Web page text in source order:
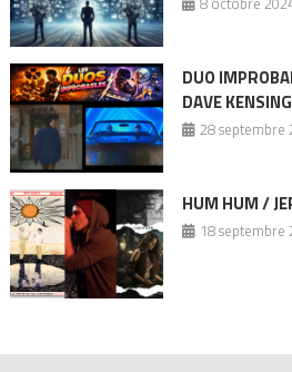
DUO
DAVE
28 septembre
HUM HUM /
18 septembre